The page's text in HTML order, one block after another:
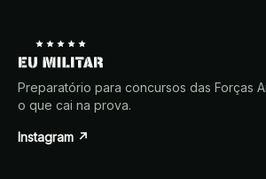
Preparatório para concursos das Forças
o que cai na prova.
Instagram ↗